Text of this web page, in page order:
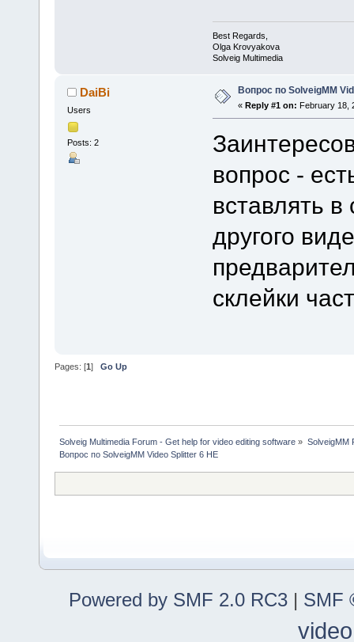
Best Regards,
Olga Krovyakova
Solveig Multimedia
DaiBi
Users
Posts: 2
Вопрос по SolveigMM
« Reply #1 on: February 18,
вопрос -
вставлять
другого
склейки
Pages: [1 ] Go Up
Solveig Multimedia Forum - Get help for video editing software » SolveigMM
Вопрос по SolveigMM Video Splitter 6 HE
Powered by SMF 2.0 RC3 | SMF